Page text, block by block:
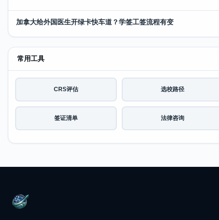
加拿大给外国医生开绿卡快车道？学签工签流程有变
常用工具
CRS评估 选校路径
签证清单 法律咨询